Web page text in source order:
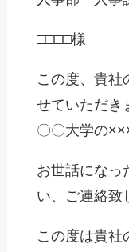
□□□□様
この度、貴社
せていただき
〇〇大学の
お世話になっ
い、ご連絡致
この度は貴社